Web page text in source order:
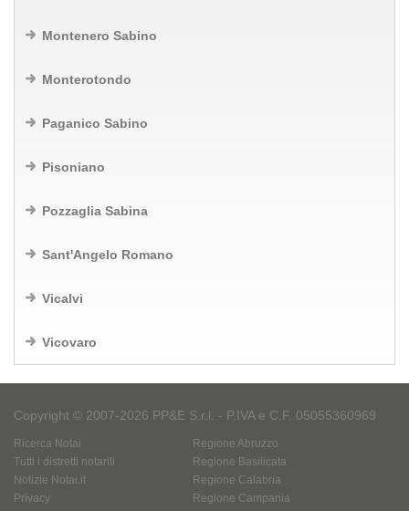
Montenero Sabino
Monterotondo
Paganico Sabino
Pisoniano
Pozzaglia Sabina
Sant'Angelo Romano
Vicalvi
Vicovaro
Copyright © 2007-2026 PP&E S.r.l. - P.IVA e C.F. 05055360969
Ricerca Notai
Tutti i distretti notarili
Notizie Notai.it
Privacy
Regione Abruzzo
Regione Basilicata
Regione Calabria
Regione Campania